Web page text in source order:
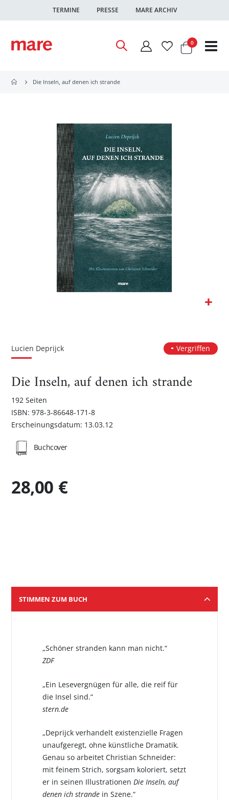
TERMINE PRESSE MARE ARCHIV
Warenkorb
0Artikel
Die Inseln, auf denen ich strande
Bildgalerie
Lucien Deprijck Vergriffen
Die Inseln, auf denen ich strande
192 Seiten
ISBN: 978-3-86648-171-8
Erscheinungsdatum: 13.03.12
28,00 €
Buchcover
STIMMEN ZUM BUCH
„Schöner stranden kann man nicht.“
ZDF
„Ein Lesevergnügen für alle, die reif für
die Insel sind.“
stern.de
„Deprijck verhandelt existenzielle Fragen
unaufgeregt, ohne künstliche Dramatik.
Genau so arbeitet Christian Schneider:
mit feinem Strich, sorgsam koloriert, setzt
er in seinen Illustrationen Die Inseln, auf
denen ich strandein Szene.“